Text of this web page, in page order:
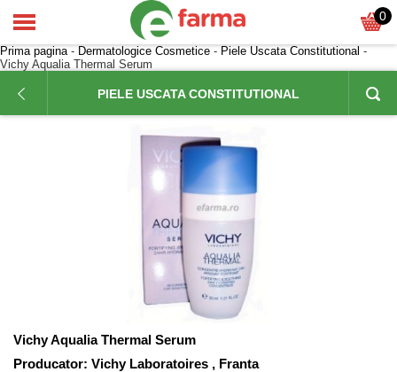
0
Prima pagina- Dermatologice Cosmetice - Piele Uscata Constitutional -
Vichy Aqualia Thermal Serum
PIELE USCATA CONSTITUTIONAL
Vichy Aqualia Thermal Serum
Producator: Vichy Laboratoires , Franta